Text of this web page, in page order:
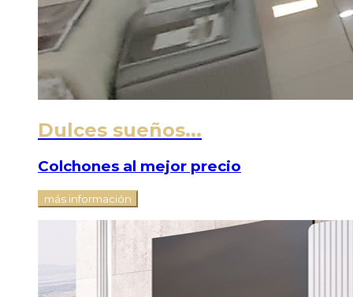
Dulces sueños...
Colchones al mejor precio
más información